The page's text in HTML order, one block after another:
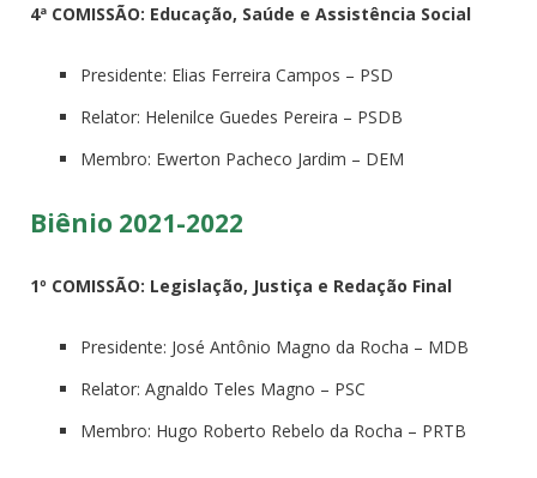
4ª COMISSÃO: Educação, Saúde e Assistência Social
Presidente: Elias Ferreira Campos – PSD
Relator: Helenilce Guedes Pereira – PSDB
Membro: Ewerton Pacheco Jardim – DEM
Biênio 2021-2022
1º COMISSÃO: Legislação, Justiça e Redação Final
Presidente: José Antônio Magno da Rocha – MDB
Relator: Agnaldo Teles Magno – PSC
Membro: Hugo Roberto Rebelo da Rocha – PRTB